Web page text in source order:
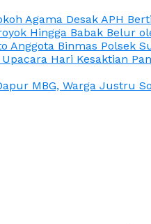
Agama Desak APH
Hingga Babak Belur
Binmas Polsek
Hari Kesaktian
MBG, Warga